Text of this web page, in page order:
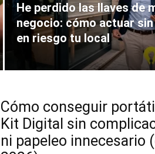
He perdido las llaves de
negocio: cómo actuar
en riesgo tu local
Cómo conseguir
Kit Digital sin
ni papeleo innecesario